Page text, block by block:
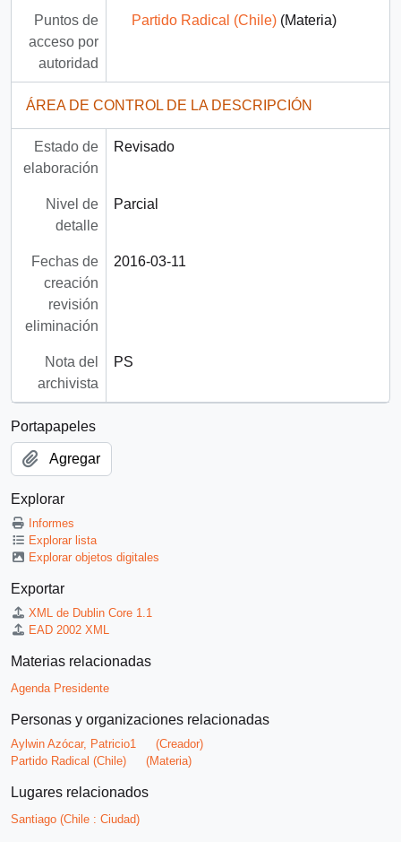
Puntos de
acceso por
autoridad
Partido Radical (Chile)(Materia)
ÁREA DE CONTROL DE LA DESCRIPCIÓN
Estado de
elaboración
Revisado
Nivel de
detalle
Parcial
Fechas de
creación
revisión
eliminación
2016-03-11
Nota del
archivista
PS
Portapapeles
Agregar
Explorar
Informes
Explorar lista
Explorar objetos digitales
Exportar
XML de Dublin Core 1.1
EAD 2002 XML
Materias relacionadas
Agenda Presidente
Personas y organizaciones relacionadas
Aylwin Azócar, Patricio1
(Creador)
Partido Radical (Chile)
(Materia)
Lugares relacionados
Santiago (Chile : Ciudad)